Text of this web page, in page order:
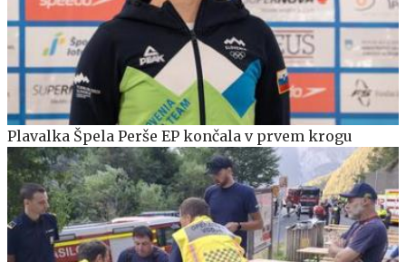
Plavalka Špela Perše EP končala v prvem krogu